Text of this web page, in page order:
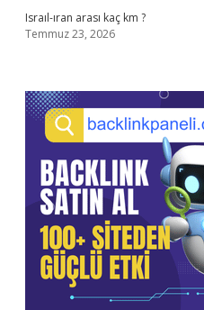
Israıl-ıran arası kaç km ?
Temmuz 23, 2026